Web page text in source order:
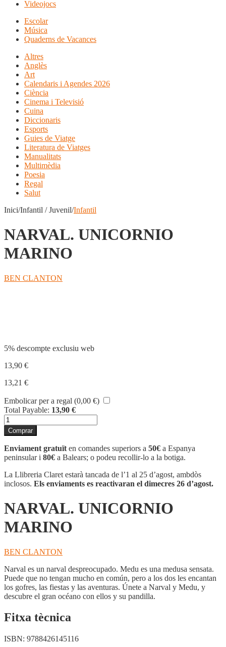
Videojocs
Escolar
Música
Quaderns de Vacances
Altres
Anglès
Art
Calendaris i Agendes 2026
Ciència
Cinema i Televisió
Cuina
Diccionaris
Esports
Guies de Viatge
Literatura de Viatges
Manualitats
Multimèdia
Poesia
Regal
Salut
Inici/Infantil / Juvenil/Infantil
NARVAL. UNICORNIO
MARINO
BEN CLANTON
5% descompte exclusiu web
13,90 €
13,21 €
Embolicar per a regal (0,00 €)
Total Payable: 13,90 €
quantitat
de
NARVAL.
UNICORNIO
MARINO
Comprar
Enviament gratuït en comandes superiors a 50€ a Espanya
peninsular i 80€ a Balears; o podeu recollir-lo a la botiga.
La Llibreria Claret estarà tancada de l’1 al 25 d’agost, ambdòs
inclosos. Els enviaments es reactivaran el dimecres 26 d’agost.
NARVAL. UNICORNIO
MARINO
BEN CLANTON
Narval es un narval despreocupado. Medu es una medusa sensata.
Puede que no tengan mucho en común, pero a los dos les encantan
los gofres, las fiestas y las aventuras. Únete a Narval y Medu, y
descubre el gran océano con ellos y su pandilla.
Fitxa tècnica
ISBN: 9788426145116